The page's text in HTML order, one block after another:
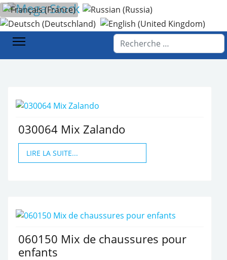
Sélectionnez votre langue
Rechercher
Accueil NOS PRODUITS
030064 Mix Zalando
LIRE LA SUITE...
060150 Mix de chaussures pour
enfants